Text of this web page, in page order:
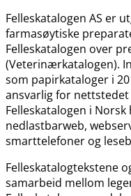
Felleskatalogen AS er
farmasøytiske
Felleskatalogen over
(Veterinærkatalogen).
som papirkataloger i
ansvarlig for
Felleskatalogen i
nedlastbarweb,
smarttelefoner og
Felleskatalogtekstene
samarbeid mellom